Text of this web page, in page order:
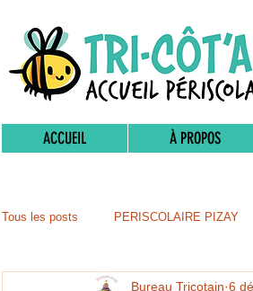
ACCUEIL À PROPOS
Tous les posts PERISCOLAIRE PIZAY
Bureau Tricotain 6